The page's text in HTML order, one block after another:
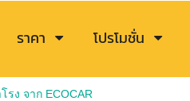
ราคา โปรโมชั่น
รง จาก ECOCAR